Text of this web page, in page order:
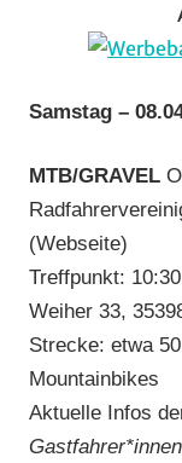
Samstag –
MTB/GRAVEL
(Webseite)
Treffpunkt:
Weiher 33,
Strecke: etwa
Mountainbikes
Aktuelle Infos